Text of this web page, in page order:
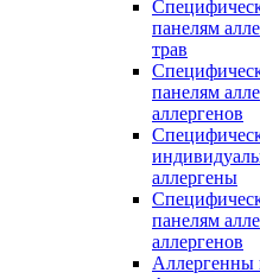
панелям
трав
панелям
аллергенов
аллергены
панелям
аллергенов
Аллергенны